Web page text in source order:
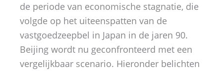
de periode van economische stagnatie, die
volgde op het uiteenspatten van de
vastgoedzeepbel in Japan in de jaren 90.
Beijing wordt nu geconfronteerd met een
vergelijkbaar scenario. Hieronder belichten